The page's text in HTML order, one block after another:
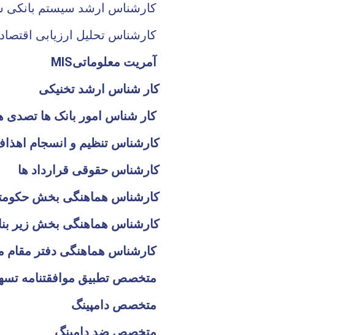
کارشناس ارشد سیستم بانکی
کارشناس تحلیل ارزیابی
کار شناس ارشد تخنیکی
کار شناس امور بانک ها تصدی ها و شرکت های مختلط و دولتی
کارشناس تنظیم و انسجام اهذاف
کارشناس حقوقی قرارداد ها
کارشناس هماهنگی بخش
کارشناس هماهنگی بخش زیر
کارشناس هماهنگی دفتر مقام معینیت مالی